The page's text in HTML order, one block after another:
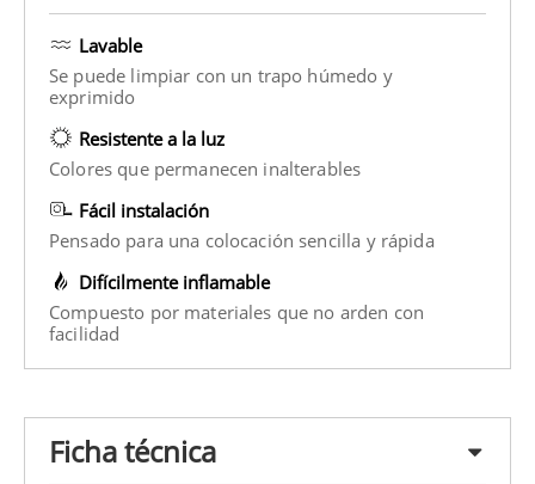
Lavable
Se puede limpiar con un trapo húmedo y
exprimido
Resistente a la luz
Colores que permanecen inalterables
Fácil instalación
Pensado para una colocación sencilla y rápida
Difícilmente inflamable
Compuesto por materiales que no arden con
facilidad
Ficha técnica